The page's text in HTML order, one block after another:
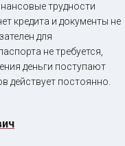
трудности
кредита и документы не
для
не требуется,
деньги поступают
действует постоянно.